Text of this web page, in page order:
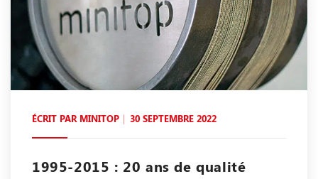
ÉCRIT PAR MINITOP 30 SEPTEMBRE 2022
1995-2015 : 20 ans de qualité